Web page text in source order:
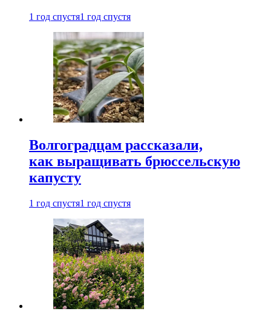
1 год спустя1 год спустя
Волгоградцам рассказали,
как выращивать брюссельскую
капусту
1 год спустя1 год спустя